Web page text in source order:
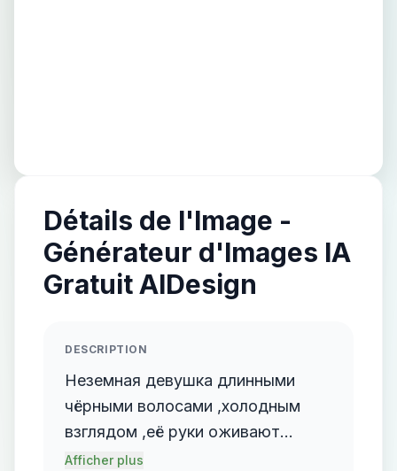
Détails de l'Image -
Générateur d'Images IA
Gratuit AIDesign
DESCRIPTION
Неземная девушка длинными
чёрными волосами ,холодным
взглядом ,её руки оживают
тонкие стебли длинных колючий
Afficher plus